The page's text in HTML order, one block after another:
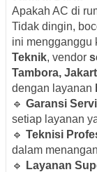
Apakah AC di
Tidak dingin,
ini mengganggu
Teknik, vendor
Tambora,
dengan layanan
🔹 Garansi
setiap layanan
🔹 Teknisi
dalam
🔹
Layanan